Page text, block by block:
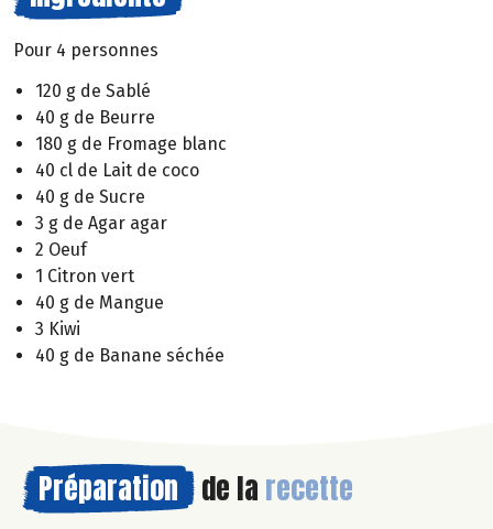
Pour 4 personnes
120 g de Sablé
40 g de Beurre
180 g de Fromage blanc
40 cl de Lait de coco
40 g de Sucre
3 g de Agar agar
2 Oeuf
1 Citron vert
40 g de Mangue
3 Kiwi
40 g de Banane séchée
Préparation de la recette